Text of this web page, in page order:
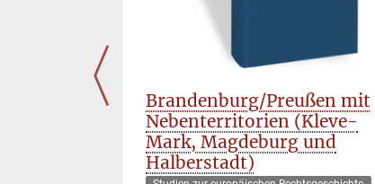
Brandenburg/Preußen mit
Nebenterritorien (Kleve-
Mark, Magdeburg und
Halberstadt)